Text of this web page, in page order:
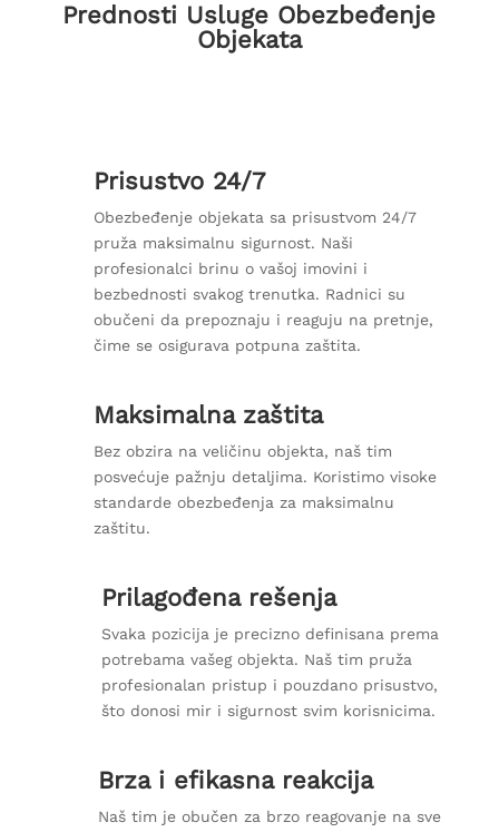
Prednosti Usluge Obezbeđenje
Objekata
Prisustvo 24/7
Obezbeđenje objekata sa prisustvom 24/7
pruža maksimalnu sigurnost. Naši
profesionalci brinu o vašoj imovini i
bezbednosti svakog trenutka. Radnici su
obučeni da prepoznaju i reaguju na pretnje,
čime se osigurava potpuna zaštita.
Maksimalna zaštita
Bez obzira na veličinu objekta, naš tim
posvećuje pažnju detaljima. Koristimo visoke
standarde obezbeđenja za maksimalnu
zaštitu.
Prilagođena rešenja
Svaka pozicija je precizno definisana prema
potrebama vašeg objekta. Naš tim pruža
profesionalan pristup i pouzdano prisustvo,
što donosi mir i sigurnost svim korisnicima.
Brza i efikasna reakcija
Naš tim je obučen za brzo reagovanje na sve